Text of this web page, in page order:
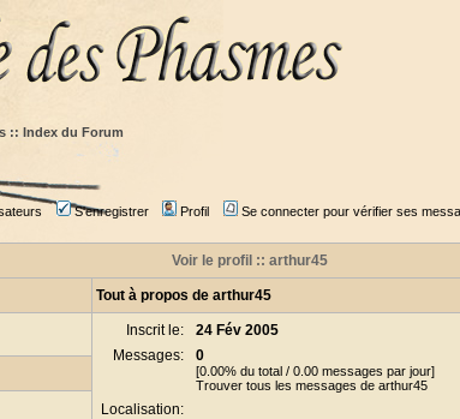
:: Index du Forum
S'enregistrer Profil Se connecter pour vérifier ses
Voir le profil :: arthur45
Tout à propos de arthur45
Inscrit le:
24 Fév 2005
Messages:
0
[0.00% du total / 0.00 messages par jour]
Trouver tous les messages de arthur45
Localisation: